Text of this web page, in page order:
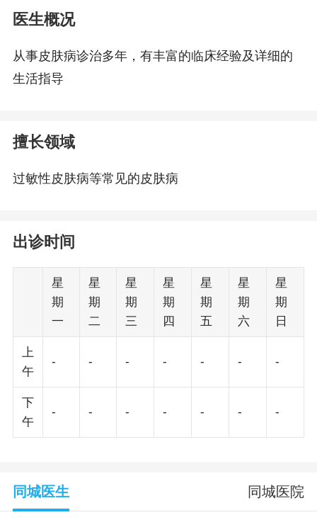
医生概况
从事皮肤病诊治多年，有丰富的临床经验及详细的
生活指导
擅长领域
过敏性皮肤病等常见的皮肤病
出诊时间
星
期
一
星
期
二
星
期
三
星
期
四
星
期
五
星
期
六
星
期
日
上
午
- - - - - - -
下
午
- - - - - - -
同城医生 同城医院